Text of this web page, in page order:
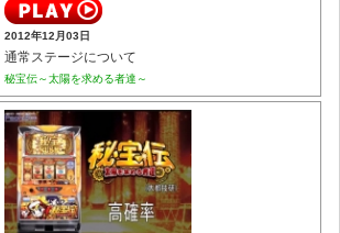
2012年12月03日
通常ステージについて
秘宝伝～太陽を求める者達～